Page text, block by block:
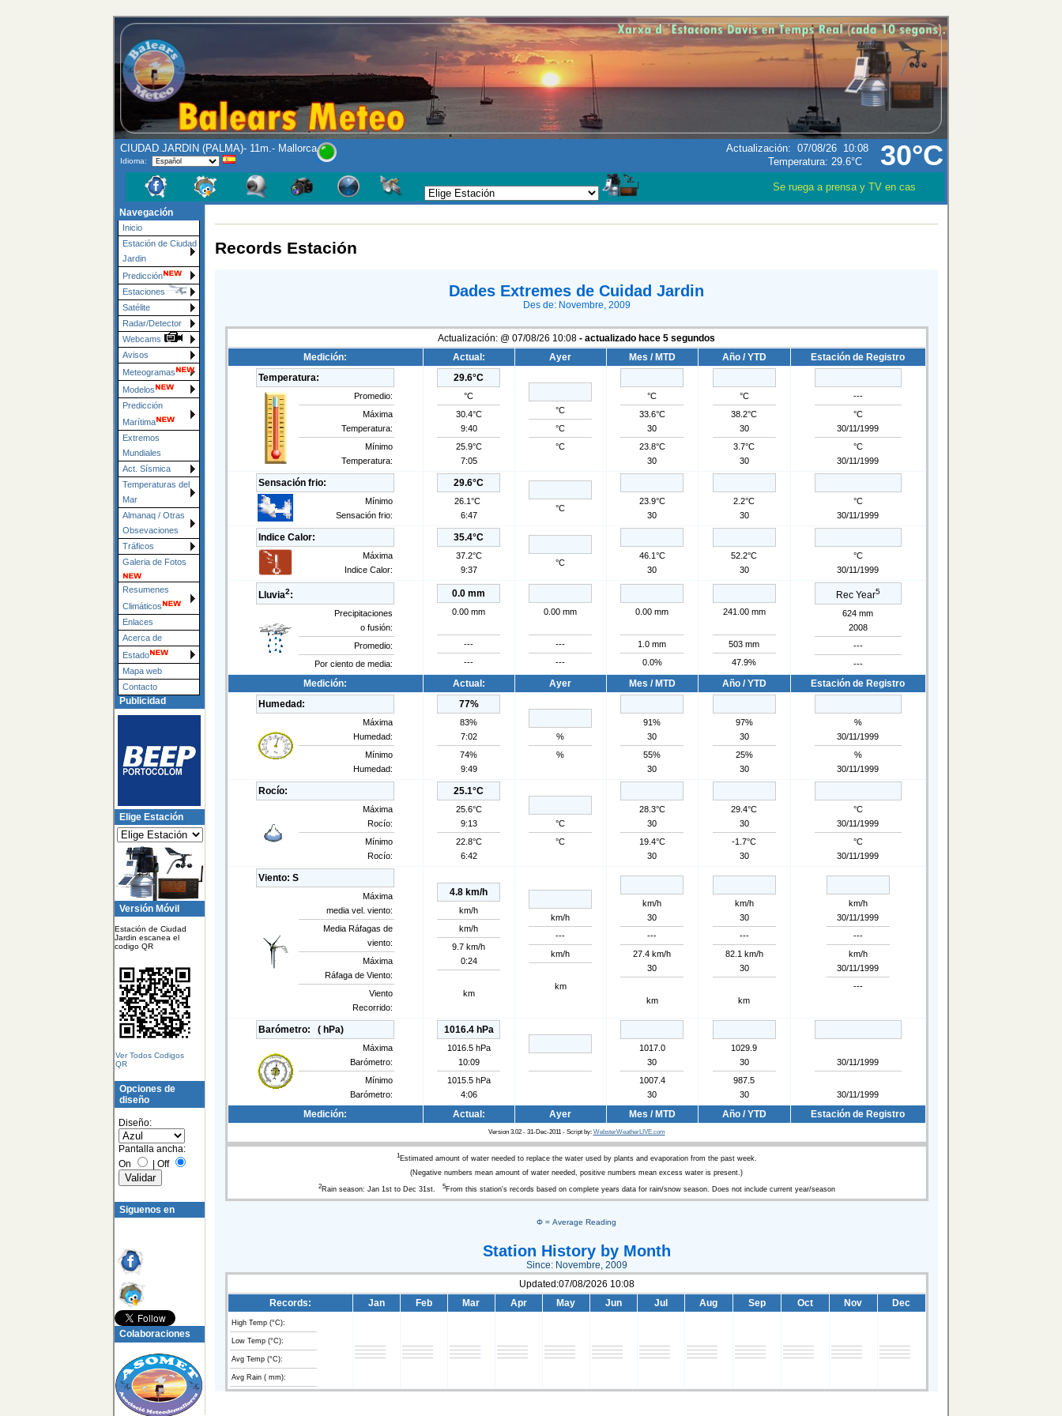
30°C
CIUDAD JARDIN (PALMA)- 11m.- Mallorca
Idioma:
Actualización: 07/08/26 10:08
Temperatura: 29.6°C
Se ruega a prensa y TV en caso que utilizen los datos
Navegación
Inicio
Estación de Ciudad
Jardin
Predicción
Estaciones
Satélite
Radar/Detector
Webcams
Avisos
Meteogramas
Modelos
Predicción
Marítima
Extremos
Mundiales
Act. Sísmica
Temperaturas del
Mar
Almanaq / Otras
Obsevaciones
Tráficos
Galeria de Fotos
Resumenes
Climáticos
Enlaces
Acerca de
Estado
Mapa web
Contacto
Publicidad
Elige Estación
Versión Móvil
Estación de Ciudad
Jardin escanea el
codigo QR
Ver Todos Codigos
QR
Opciones de
diseño
Diseño:
Pantalla ancha:
On
Off
Siguenos en
Colaboraciones
Records Estación
Dades Extremes de Cuidad Jardin
Des de: Novembre, 2009
Actualización: @ 07/08/26 10:08 - actualizado hace 5 segundos
Medición:
Actual: Ayer Mes / MTD Año / YTD Estación de Registro
Temperatura:
Promedio:
Máxima
Temperatura:
Mínimo
Temperatura:
29.6°C
°C
30.4°C
9:40
25.9°C
7:05
°C
°C
°C
°C
33.6°C
30
23.8°C
30
°C
38.2°C
30
3.7°C
30
---
°C
30/11/1999
°C
30/11/1999
Sensación frio:
Mínimo
Sensación frio:
29.6°C
26.1°C
6:47
°C
23.9°C
30
2.2°C
30
°C
30/11/1999
Indice Calor:
Máxima
Indice Calor:
35.4°C
37.2°C
9:37
°C
46.1°C
30
52.2°C
30
°C
30/11/1999
Lluvia2:
Precipitaciones
o fusión:
Promedio:
Por ciento de media:
0.0 mm
0.00 mm
---
---
0.00 mm
---
---
0.00 mm
1.0 mm
0.0%
241.00 mm
503 mm
47.9%
Rec Year5
624 mm
2008
---
---
Medición: Actual: Ayer Mes / MTD Año / YTD Estación de Registro
Humedad:
Máxima
Humedad:
Mínimo
Humedad:
77%
83%
7:02
74%
9:49
%
%
91%
30
55%
30
97%
30
25%
30
%
30/11/1999
%
30/11/1999
Rocío:
Máxima
Rocío:
Mínimo
Rocío:
25.1°C
25.6°C
9:13
22.8°C
6:42
°C
°C
28.3°C
30
19.4°C
30
29.4°C
30
-1.7°C
30
°C
30/11/1999
°C
30/11/1999
Viento: S
Máxima
media vel. viento:
Media Ráfagas de
viento:
Máxima
Ráfaga de Viento:
Viento
Recorrido:
4.8 km/h
km/h
km/h
9.7 km/h
0:24
km
km/h
---
km/h
km
km/h
30
---
27.4 km/h
30
km
km/h
30
---
82.1 km/h
30
km
km/h
30/11/1999
---
km/h
30/11/1999
---
Barómetro:
( hPa)
Máxima
Barómetro:
Mínimo
Barómetro:
1016.4 hPa
1016.5 hPa
10:09
1015.5 hPa
4:06
1017.0
30
1007.4
30
1029.9
30
987.5
30
30/11/1999
30/11/1999
Medición: Actual: Ayer Mes / MTD Año / YTD Estación de Registro
Version 3.02 - 31-Dec-2011 - Script by: WebsterWeatherLIVE.com
1Estimated amount of water needed to replace the water used by plants and evaporation from the past week.
(Negative numbers mean amount of water needed, positive numbers mean excess water is present.)
2Rain season: Jan 1st to Dec 31st. 5From this station's records based on complete years data for rain/snow season. Does not include current year/season
Φ = Average Reading
Station History by Month
Since: Novembre, 2009
Updated:07/08/2026 10:08
Records:
Jan Feb Mar Apr May Jun Jul Aug Sep Oct Nov Dec
High Temp (°C):
Low Temp (°C):
Avg Temp (°C):
Avg Rain ( mm):